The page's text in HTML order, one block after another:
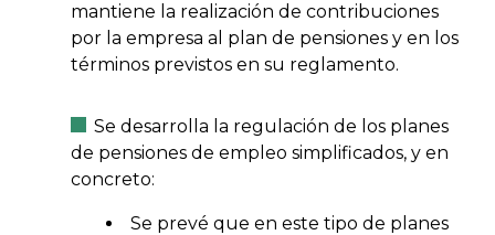
mantiene la realización de contribuciones
por la empresa al plan de pensiones y en los
términos previstos en su reglamento.
Se desarrolla la regulación de los planes
de pensiones de empleo simplificados, y en
concreto:
Se prevé que en este tipo de planes